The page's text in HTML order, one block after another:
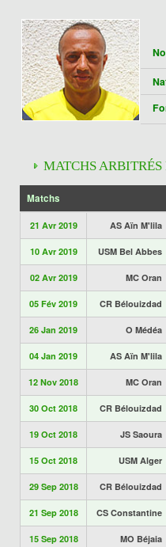
MATCHS ARBITRÉS
Matchs
21 Avr 2019 AS Aïn M'lila
10 Avr 2019 USM Bel Abbes
02 Avr 2019 MC Oran
05 Fév 2019 CR Bélouizdad
26 Jan 2019 O Médéa
04 Jan 2019 AS Aïn M'lila
12 Nov 2018 MC Oran
30 Oct 2018 CR Bélouizdad
19 Oct 2018 JS Saoura
15 Oct 2018 USM Alger
29 Sep 2018 CR Bélouizdad
21 Sep 2018 CS Constantine
15 Sep 2018 MO Béjaia